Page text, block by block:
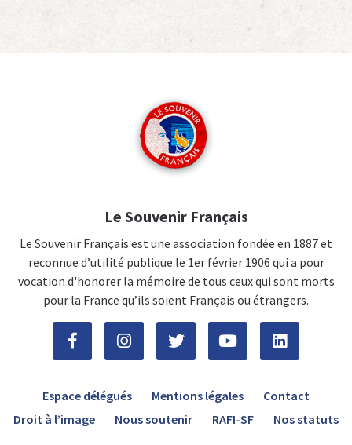
Le Souvenir Français
Le Souvenir Français est une association fondée en 1887 et
reconnue d’utilité publique le 1er février 1906 qui a pour
vocation d'honorer la mémoire de tous ceux qui sont morts
pour la France qu’ils soient Français ou étrangers.
Espace délégués Mentions légales
Contact
Droit à l’image
Nous soutenir RAFI-SF Nos statuts